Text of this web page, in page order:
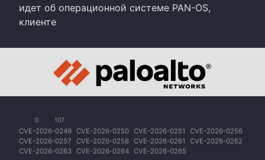
идет об операционной системе PAN-OS,
клиенте
0 107
CVE-2026-0249 CVE-2026-0250 CVE-2026-0251
CVE-2026-0256
CVE-2026-0257
CVE-2026-0258 CVE-2026-0261
CVE-2026-0262
CVE-2026-0263 CVE-2026-0264 CVE-2026-0265